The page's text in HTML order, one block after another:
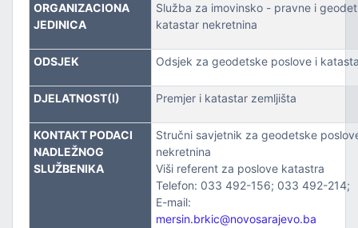
POSLOVE I KATASTAR NEKRETNINA
I URBANIZMA
ORGANIZACIONA
JEDINICA
Služba za imovinsko - pravne i
katastar nekretnina
ODSJEK Odsjek za geodetske poslove i
DJELATNOST(I) Premjer i katastar zemljišta
KONTAKT PODACI
NADLEŽNOG
SLUŽBENIKA
Stručni savjetnik za geodetske
nekretnina
Viši referent za poslove katastra
Telefon: 033 492-156; 033 492-214;
E-mail:
mersin.brkic@novosarajevo.ba